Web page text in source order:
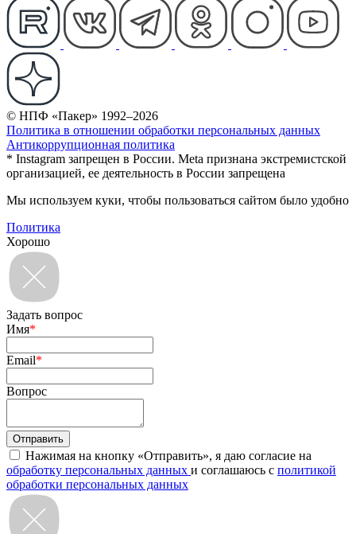
© НПФ «Пакер» 1992–2026
Политика в отношении обработки персональных данных
Антикоррупционная политика
* Instagram запрещен в России. Meta признана экстремистской
организацией, ее деятельность в России запрещена
Мы используем куки, чтобы пользоваться сайтом было удобно
Политика
Хорошо
Задать вопрос
Имя*
Email*
Вопрос
Нажимая на кнопку «Отправить», я даю согласие на
обработку персональных данных и соглашаюсь с политикой
обработки персональных данных